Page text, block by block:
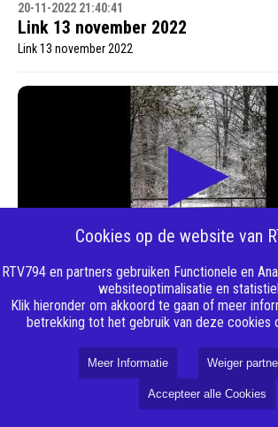
20-11-2022 21:40:41
Link 13 november 2022
Link 13 november 2022
20-11-2022 21:37:17
Link 20 november 2022
Link 20 november 2022
Cookies op de website van
RTV794 en partners gebruiken Functionele en
websiteoptimalisatie en
Klik hieronder om akkoord te gaan of meer
betrekking tot het gebruik van deze cookies
Meer Informatie Weiger
Accepteer alle Cookies